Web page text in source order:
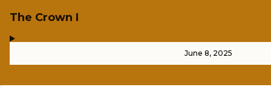
The Crown I
June 8, 2025